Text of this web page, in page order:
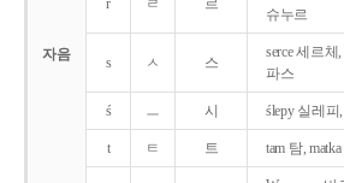
자음
r ㄹ 르
슈누르
s ㅅ 스
serce 세르체
파스
ś ㅡ 시 ślepy 실레피,
t ㅌ 트 tam 탐,